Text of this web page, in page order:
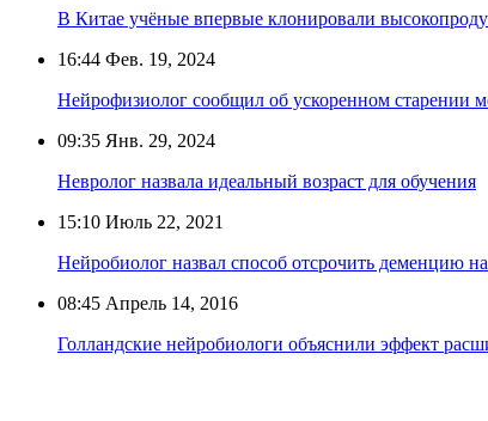
В Китае учёные впервые клонировали
16:44 Фев. 19, 2024
Нейрофизиолог сообщил об ускоренном старении
09:35 Янв. 29, 2024
Невролог назвала идеальный возраст для обучения
15:10 Июль 22, 2021
Нейробиолог назвал способ отсрочить деменцию на
08:45 Апрель 14, 2016
Голландские нейробиологи объяснили эффект